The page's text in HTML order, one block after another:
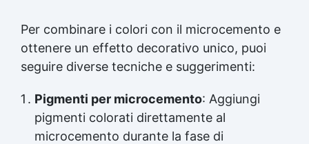
Per combinare i colori con il microcemento e
ottenere un effetto decorativo unico, puoi
seguire diverse tecniche e suggerimenti:
Pigmenti per microcemento: Aggiungi
pigmenti colorati direttamente al
microcemento durante la fase di